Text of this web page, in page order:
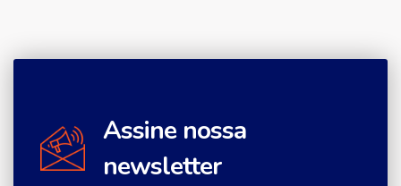
Assine nossa
newsletter